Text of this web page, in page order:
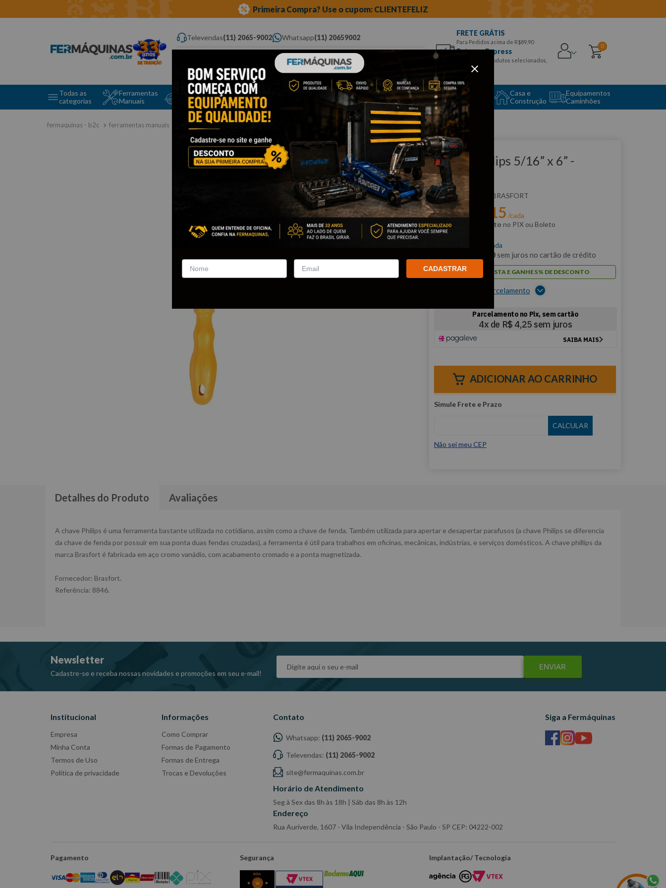
Primeira Compra? Use o cupom: CLIENTEFELIZ
Televendas(11) 2065-9002 Whatsapp(11) 20659002
Digite aqui o que você procura...
FRETE GRÁTIS
Para Pedidos acima de R$89,90
Entrega Express
para CEPS e produtos selecionados,
Aproveite!
0
Todas as
categorias
Ferramentas
Manuais
Ferramentas Elétricas
e Máquinas
Ferramentas
Ferramentas
Automotivas Especiais
Equipamento
Auto Center
Casa e
Construção
Equipamentos
Caminhões
ferramentas manuais chave de fenda e phillips
Clique e veja!
Chave Phillips 5/16” x 6” -
Brasfort
:F8846 BRASFORT
Por:R$ 15 /cada
com5% de desconto no PIX ou Boleto
/cada
00sem juros no cartão de crédito
PAGUE À VISTA E GANHE 5% DE DESCONTO
Ver opções de parcelamento
ADICIONAR AO CARRINHO
Não sei meu CEP
Detalhes do Produto Avaliações
A chave Philips é uma ferramenta bastante utilizada no cotidiano, assim como a chave de fenda. Também utilizada para apertar e desapertar parafusos (a chave Philips se diferencia
da chave de fenda por possuir em sua ponta duas fendas cruzadas), a ferramenta é útil para trabalhos em oficinas, mecânicas, indústrias, e serviços domésticos. A chave phillips da
marca Brasfort é fabricada em aço cromo vanádio, com acabamento cromado e a ponta magnetizada.
Fornecedor: Brasfort.
Referência: 8846.
Newsletter
Cadastre-se e receba nossas novidades e promoções em seu e-mail!
ENVIAR
Institucional
Empresa
Minha Conta
Termos de Uso
Política de privacidade
Informações
Como Comprar
Formas de Pagamento
Formas de Entrega
Trocas e Devoluções
Contato
Whatsapp: (11) 2065-9002
Televendas: (11) 2065-9002
site@fermaquinas.com.br
Horário de Atendimento
Seg à Sex das 8h às 18h | Sáb das 8h às 12h
Endereço
Rua Auriverde, 1607 - Vila Independência - São Paulo - SP CEP: 04222-002
Siga a Fermáquinas
Pagamento Segurança Implantação/ Tecnologia
CADASTRAR